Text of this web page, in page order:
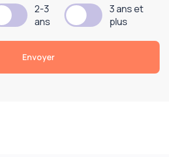
2-3
ans
3 ans et
plus